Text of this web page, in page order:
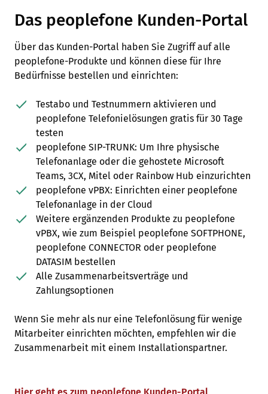
Das peoplefone Kunden-Portal
Über das Kunden-Portal haben Sie Zugriff auf alle
peoplefone-Produkte und können diese für Ihre
Bedürfnisse bestellen und einrichten:
Testabo und Testnummern aktivieren und
peoplefone Telefonielösungen gratis für 30 Tage
testen
peoplefone SIP-TRUNK: Um Ihre physische
Telefonanlage oder die gehostete Microsoft
Teams, 3CX, Mitel oder Rainbow Hub einzurichten
peoplefone vPBX: Einrichten einer peoplefone
Telefonanlage in der Cloud
Weitere ergänzenden Produkte zu peoplefone
vPBX, wie zum Beispiel peoplefone SOFTPHONE,
peoplefone CONNECTOR oder peoplefone
DATASIM bestellen
Alle Zusammenarbeitsverträge und
Zahlungsoptionen
Wenn Sie mehr als nur eine Telefonlösung für wenige
Mitarbeiter einrichten möchten, empfehlen wir die
Zusammenarbeit mit einem Installationspartner.